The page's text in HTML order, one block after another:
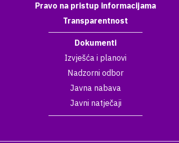
Pravo na pristup informacijama
Transparentnost
Dokumenti
Izvješća i planovi
Nadzorni odbor
Javna nabava
Javni natječaji